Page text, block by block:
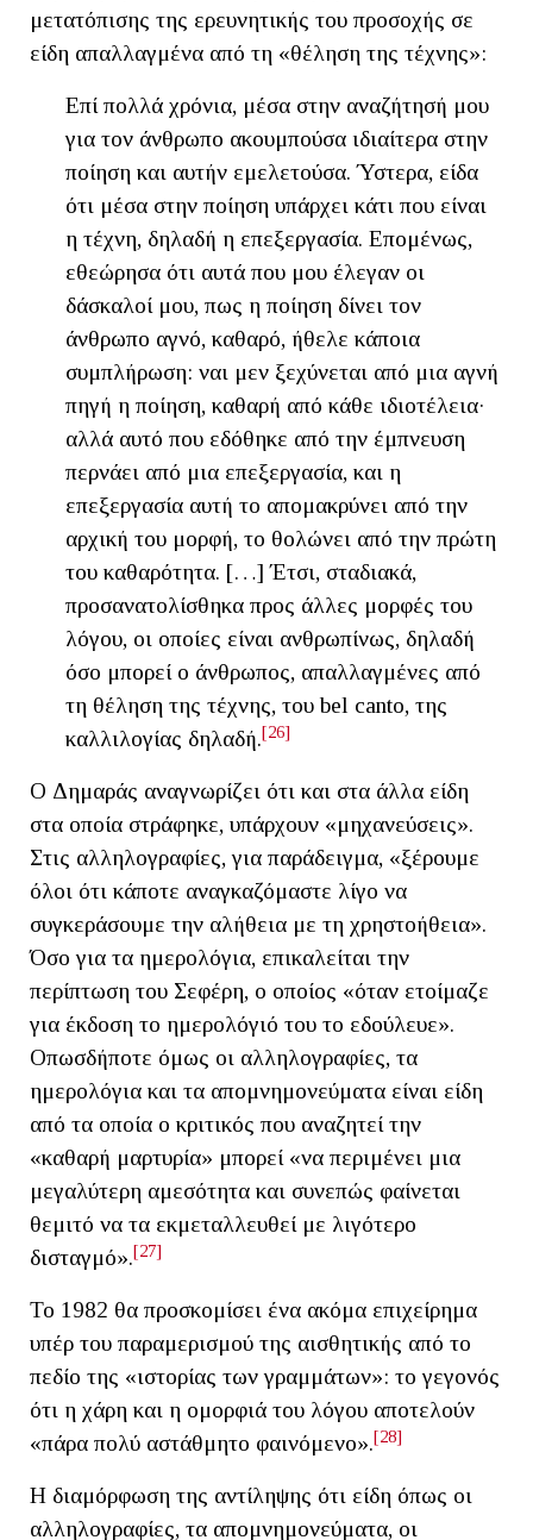
μετατόπισης της ερευνητικής του προσοχής σε
είδη απαλλαγμένα από τη «θέληση της τέχνης»:
Επί πολλά χρόνια, μέσα στην αναζήτησή μου
για τον άνθρωπο ακουμπούσα ιδιαίτερα στην
ποίηση και αυτήν εμελετούσα. Ύστερα, είδα
ότι μέσα στην ποίηση υπάρχει κάτι που είναι
η τέχνη, δηλαδή η επεξεργασία. Επομένως,
εθεώρησα ότι αυτά που μου έλεγαν οι
δάσκαλοί μου, πως η ποίηση δίνει τον
άνθρωπο αγνό, καθαρό, ήθελε κάποια
συμπλήρωση: ναι μεν ξεχύνεται από μια αγνή
πηγή η ποίηση, καθαρή από κάθε ιδιοτέλεια·
αλλά αυτό που εδόθηκε από την έμπνευση
περνάει από μια επεξεργασία, και η
επεξεργασία αυτή το απομακρύνει από την
αρχική του μορφή, το θολώνει από την πρώτη
του καθαρότητα. […] Έτσι, σταδιακά,
προσανατολίσθηκα προς άλλες μορφές του
λόγου, οι οποίες είναι ανθρωπίνως, δηλαδή
όσο μπορεί ο άνθρωπος, απαλλαγμένες από
τη θέληση της τέχνης, του bel canto, της
καλλιλογίας δηλαδή.[26]
Ο Δημαράς αναγνωρίζει ότι και στα άλλα είδη
στα οποία στράφηκε, υπάρχουν «μηχανεύσεις».
Στις αλληλογραφίες, για παράδειγμα, «ξέρουμε
όλοι ότι κάποτε αναγκαζόμαστε λίγο να
συγκεράσουμε την αλήθεια με τη χρηστοήθεια».
Όσο για τα ημερολόγια, επικαλείται την
περίπτωση του Σεφέρη, ο οποίος «όταν ετοίμαζε
για έκδοση το ημερολόγιό του το εδούλευε».
Οπωσδήποτε όμως οι αλληλογραφίες, τα
ημερολόγια και τα απομνημονεύματα είναι είδη
από τα οποία ο κριτικός που αναζητεί την
«καθαρή μαρτυρία» μπορεί «να περιμένει μια
μεγαλύτερη αμεσότητα και συνεπώς φαίνεται
θεμιτό να τα εκμεταλλευθεί με λιγότερο
δισταγμό».[27]
Το 1982 θα προσκομίσει ένα ακόμα επιχείρημα
υπέρ του παραμερισμού της αισθητικής από το
πεδίο της «ιστορίας των γραμμάτων»: το γεγονός
ότι η χάρη και η ομορφιά του λόγου αποτελούν
«πάρα πολύ αστάθμητο φαινόμενο».[28]
Η διαμόρφωση της αντίληψης ότι είδη όπως οι
αλληλογραφίες, τα απομνημονεύματα, οι